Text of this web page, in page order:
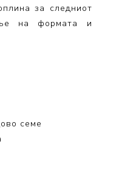
за следниот
на формата и
семе